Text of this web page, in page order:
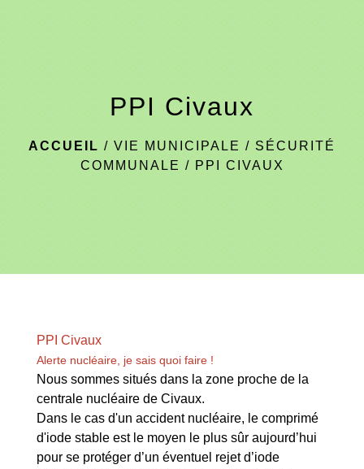
PPI Civaux
ACCUEIL / VIE MUNICIPALE / SÉCURITÉ
COMMUNALE / PPI CIVAUX
PPI Civaux
Alerte nucléaire, je sais quoi faire !
Nous sommes situés dans la zone proche de la
centrale nucléaire de Civaux.
Dans le cas d'un accident nucléaire, le comprimé
d'iode stable est le moyen le plus sûr aujourd’hui
pour se protéger d’un éventuel rejet d’iode